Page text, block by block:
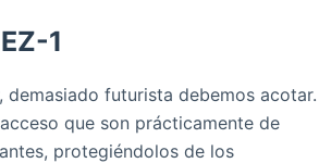
1
futurista debemos acotar.
que son prácticamente de
protegiéndolos de los